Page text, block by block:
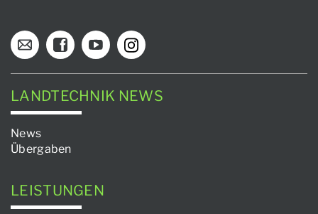
LANDTECHNIK NEWS
News
Übergaben
LEISTUNGEN